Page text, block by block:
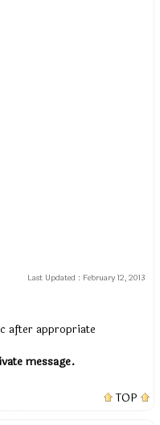
Last Updated : February 12, 2013
after appropriate
message.
TOP